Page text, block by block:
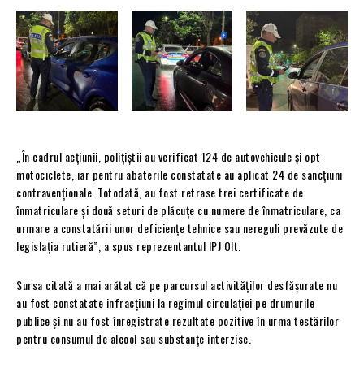
„În cadrul acțiunii, polițiștii au verificat 124 de autovehicule și opt
motociclete, iar pentru abaterile constatate au aplicat 24 de sancțiuni
contravenționale. Totodată, au fost retrase trei certificate de
înmatriculare și două seturi de plăcuțe cu numere de înmatriculare, ca
urmare a constatării unor deficiențe tehnice sau nereguli prevăzute de
legislația rutieră”, a spus reprezentantul IPJ Olt.
Sursa citată a mai arătat că pe parcursul activităților desfășurate nu
au fost constatate infracțiuni la regimul circulației pe drumurile
publice și nu au fost înregistrate rezultate pozitive în urma testărilor
pentru consumul de alcool sau substanțe interzise.